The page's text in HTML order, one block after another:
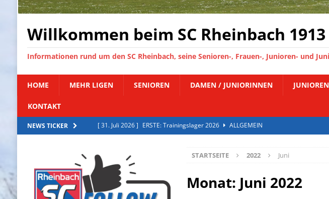
Willkommen beim SC Rheinbach 1913
Informationen rund um den SC Rheinbach, seine Senioren-, Frauen-, Junioren- und
HOME MEHR LIGEN SENIOREN DAMEN / JUNIORINNEN JUNIOREN
KONTAKT
NEWS TICKER [ 31. Juli 2026 ] ERSTE: Trainingslager 2026
ALLGEMEIN
[ 29. Juli 2026 ]
ERSTE: Starke erste Halbzeit im Testspiel gegen MSV Bonn
[ 27. Juli 2026 ]
ERSTE: Starke erste Halbzeit – knappe Niederlage gegen Frechen
[ 2. August 2026 ] ERSTE: Erfolgreiches Trainingslager im Sportcampus Saar
STARTSEITE 2022 Juni
Monat: Juni 2022